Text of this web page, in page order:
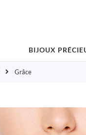
BIJOUX
Grâce